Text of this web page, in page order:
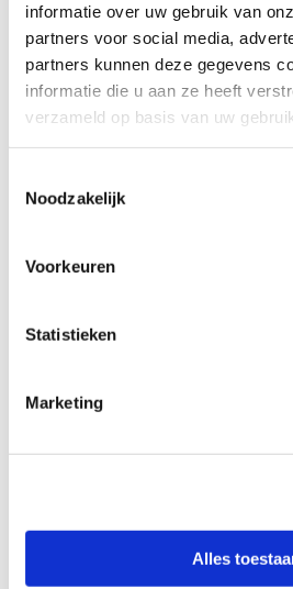
informatie over uw gebruik van
partners voor social media,
partners kunnen deze gegevens
informatie die u aan ze heeft
verzameld op basis van uw
Noodzakelijk
Voorkeuren
Statistieken
Marketing
Alles
Wij zoeken een gezin in
omgeving dat:
kinderen heeft in de
jaar
bij voorkeur beschikt
jongetje op te halen op
Dan kun je contact opnemen met
coördinator Buurtgezinnen voor